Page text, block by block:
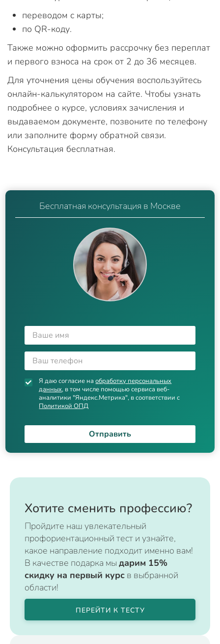
переводом с карты;
по QR-коду.
Также можно оформить рассрочку без переплат
и первого взноса на срок от 2 до 36 месяцев.
Для уточнения цены обучения воспользуйтесь
онлайн-калькулятором на сайте. Чтобы узнать
подробнее о курсе, условиях зачисления и
выдаваемом документе, позвоните по телефону
или заполните форму обратной связи.
Консультация бесплатная.
Бесплатная консультация в Москве
Я даю согласие наобработку персональных
данных, в том числе помощью сервиса веб-
аналитики "Яндекс.Метрика", в соответствии с
Политикой ОПД
Отправить
Хотите сменить профессию?
Пройдите наш увлекательный
профориентационный тест и узнайте,
какое направление подходит именно вам!
В качестве подарка мы дарим 15%
скидку на первый курс в выбранной
области!
ПЕРЕЙТИ К ТЕСТУ